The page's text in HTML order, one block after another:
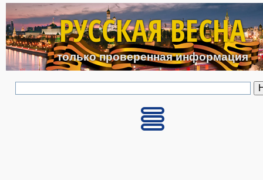
Перейти к основному
РУССКАЯ ВЕСНА
только проверенная информация